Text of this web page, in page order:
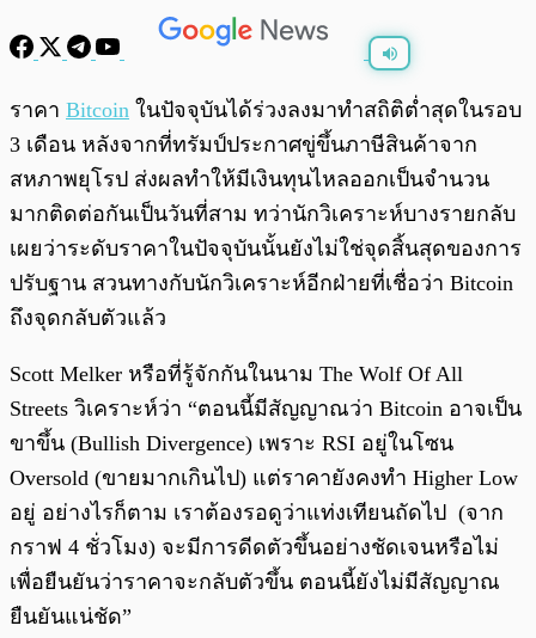
0:00 0:00
ราคา Bitcoin ในปัจจุบันได้ร่วงลงมาทำสถิติต่ำสุดในรอบ
3 เดือน หลังจากที่ทรัมป์ประกาศขู่ขึ้นภาษีสินค้าจาก
สหภาพยุโรป ส่งผลทำให้มีเงินทุนไหลออกเป็นจำนวน
มากติดต่อกันเป็นวันที่สาม ทว่านักวิเคราะห์บางรายกลับ
เผยว่าระดับราคาในปัจจุบันนั้นยังไม่ใช่จุดสิ้นสุดของการ
ปรับฐาน สวนทางกับนักวิเคราะห์อีกฝ่ายที่เชื่อว่า Bitcoin
ถึงจุดกลับตัวแล้ว
Scott Melker หรือที่รู้จักกันในนาม The Wolf Of All
Streets วิเคราะห์ว่า “ตอนนี้มีสัญญาณว่า Bitcoin อาจเป็น
ขาขึ้น (Bullish Divergence) เพราะ RSI อยู่ในโซน
Oversold (ขายมากเกินไป) แต่ราคายังคงทำ Higher Low
อยู่ อย่างไรก็ตาม เราต้องรอดูว่าแท่งเทียนถัดไป (จาก
กราฟ 4 ชั่วโมง) จะมีการดีดตัวขึ้นอย่างชัดเจนหรือไม่
เพื่อยืนยันว่าราคาจะกลับตัวขึ้น ตอนนี้ยังไม่มีสัญญาณ
ยืนยันแน่ชัด”